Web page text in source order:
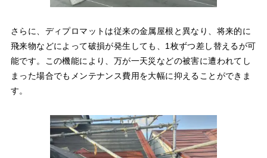
さらに、ディプロマットは従来の金属屋根と異なり、将来的に
飛来物などによって破損が発生しても、1枚ずつ差し替えるが可
能です。この機能により、万が一天災などの被害に遭われてし
まった場合でもメンテナンス費用を大幅に抑えることができま
す。